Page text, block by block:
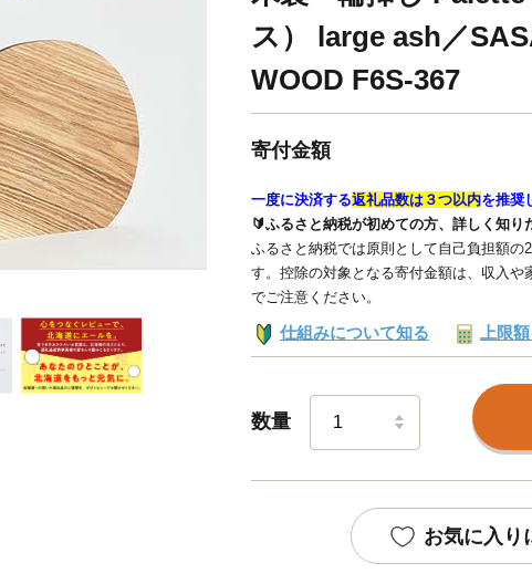
ス） large ash／
WOOD F6S-367
寄付金額
一度に決済する返礼品数は３つ以内を推奨
🔰ふるさと納税が初めての方、詳しく知り
ふるさと納税では原則として自己負担額の
す。控除の対象となる寄付金額は、収入
でご注意ください。
仕組みについて知る 上限
数量
お気に入り